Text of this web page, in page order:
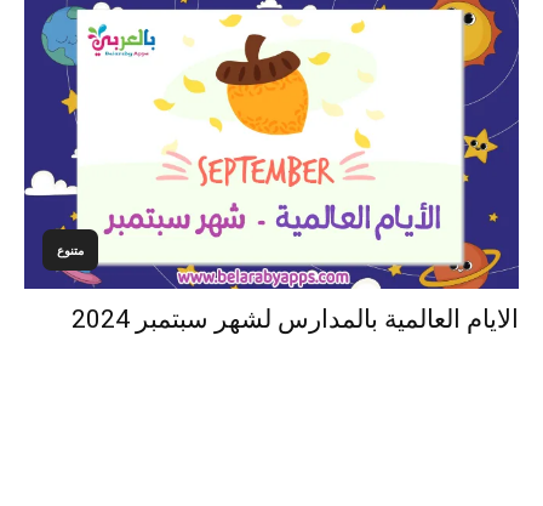
متنوع
الايام العالمية بالمدارس لشهر سبتمبر 2024